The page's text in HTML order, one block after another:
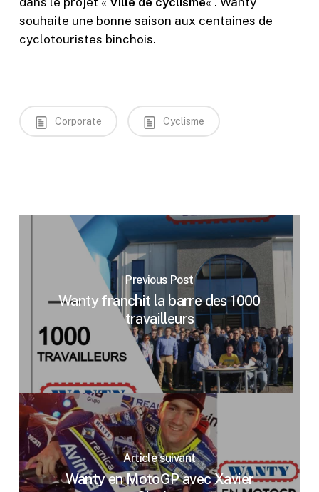
souhaite une bonne saison aux centaines de
cyclotouristes binchois.
Corporate Cyclisme
Previous Post
Wanty franchit la barre des 1000
travailleurs
Article suivant
Wanty en MotoGP avec Xavier